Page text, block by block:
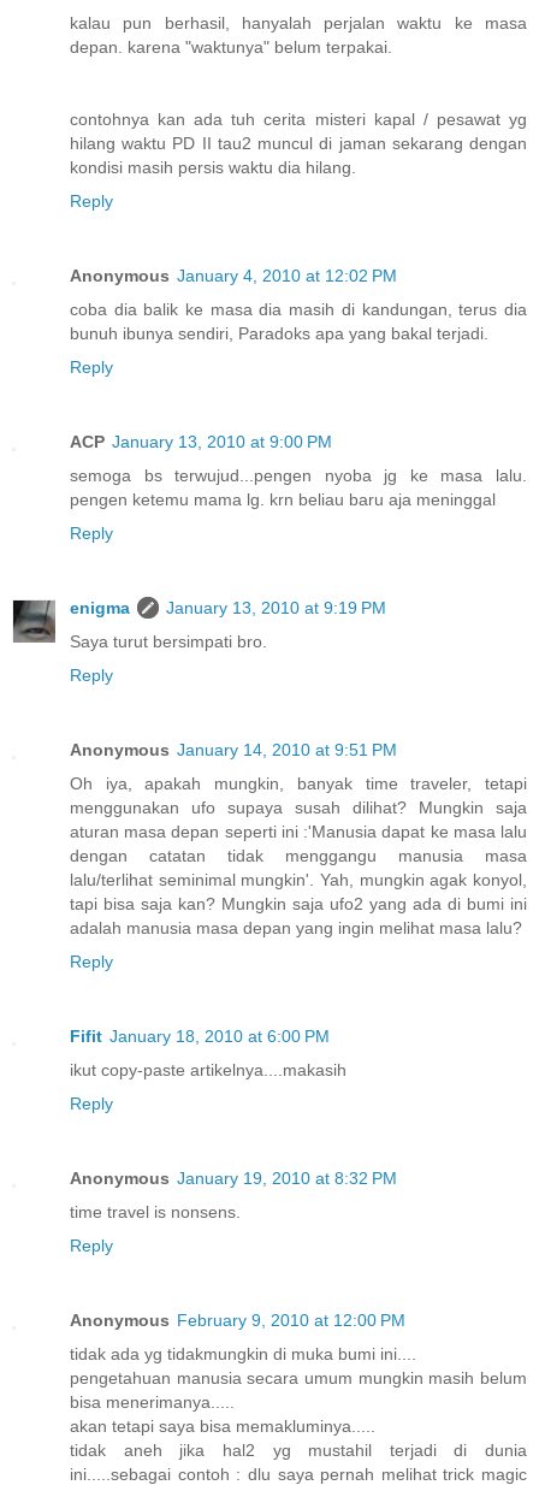
kalau pun berhasil, hanyalah perjalan waktu ke masa
depan. karena "waktunya" belum terpakai.
contohnya kan ada tuh cerita misteri kapal / pesawat yg
hilang waktu PD II tau2 muncul di jaman sekarang dengan
kondisi masih persis waktu dia hilang.
Reply
Anonymous January 4, 2010 at 12:02 PM
coba dia balik ke masa dia masih di kandungan, terus dia
bunuh ibunya sendiri, Paradoks apa yang bakal terjadi.
Reply
ACP January 13, 2010 at 9:00 PM
semoga bs terwujud...pengen nyoba jg ke masa lalu.
pengen ketemu mama lg. krn beliau baru aja meninggal
Reply
enigma
January 13, 2010 at 9:19 PM
Saya turut bersimpati bro.
Reply
Anonymous January 14, 2010 at 9:51 PM
Oh iya, apakah mungkin, banyak time traveler, tetapi
menggunakan ufo supaya susah dilihat? Mungkin saja
aturan masa depan seperti ini :'Manusia dapat ke masa lalu
dengan catatan tidak menggangu manusia masa
lalu/terlihat seminimal mungkin'. Yah, mungkin agak konyol,
tapi bisa saja kan? Mungkin saja ufo2 yang ada di bumi ini
adalah manusia masa depan yang ingin melihat masa lalu?
Reply
Fifit January 18, 2010 at 6:00 PM
ikut copy-paste artikelnya....makasih
Reply
Anonymous January 19, 2010 at 8:32 PM
time travel is nonsens.
Reply
Anonymous February 9, 2010 at 12:00 PM
tidak ada yg tidakmungkin di muka bumi ini....
pengetahuan manusia secara umum mungkin masih belum
bisa menerimanya.....
akan tetapi saya bisa memakluminya.....
tidak aneh jika hal2 yg mustahil terjadi di dunia
ini.....sebagai contoh : dlu saya pernah melihat trick magic